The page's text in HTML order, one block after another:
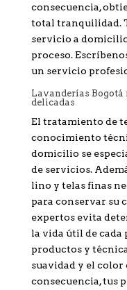
consecuencia,
total tranquilidad.
servicio a
proceso.
un servicio
Lavanderías
delicadas
El tratamiento de
conocimiento
domicilio se
de servicios.
lino y telas finas
para conservar su
expertos evita
la vida útil de cada
productos y
suavidad y el color
consecuencia, tus